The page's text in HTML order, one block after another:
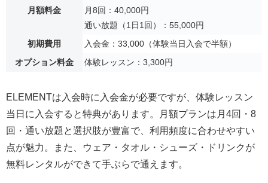
月額料金
月8回：40,000円
通い放題（1日1回）：55,000円
初期費用
入会金：33,000（体験当日入会で半額）
オプション料金
体験レッスン：3,300円
ELEMENTは入会時に入会金が必要ですが、体験レッスン
当日に入会すると特典があります。月額プランは月4回・8
回・通い放題と選択肢が豊富で、利用頻度に合わせやすい
点が魅力。また、ウェア・タオル・シューズ・ドリンクが
無料レンタルができて手ぶらで通えます。